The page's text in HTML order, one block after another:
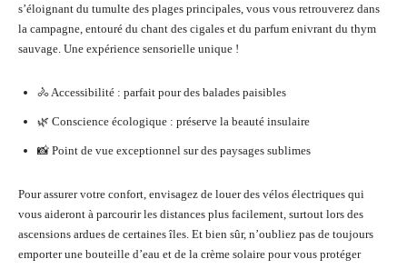
s’éloignant du tumulte des plages principales, vous vous retrouverez dans
la campagne, entouré du chant des cigales et du parfum enivrant du thym
sauvage. Une expérience sensorielle unique !
🚴 Accessibilité : parfait pour des balades paisibles
🌿 Conscience écologique : préserve la beauté insulaire
📸 Point de vue exceptionnel sur des paysages sublimes
Pour assurer votre confort, envisagez de louer des vélos électriques qui
vous aideront à parcourir les distances plus facilement, surtout lors des
ascensions ardues de certaines îles. Et bien sûr, n’oubliez pas de toujours
emporter une bouteille d’eau et de la crème solaire pour vous protéger